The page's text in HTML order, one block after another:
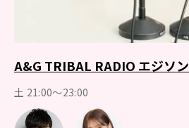
A&G TRIBAL RADIO エジソン
土 21:00～23:00